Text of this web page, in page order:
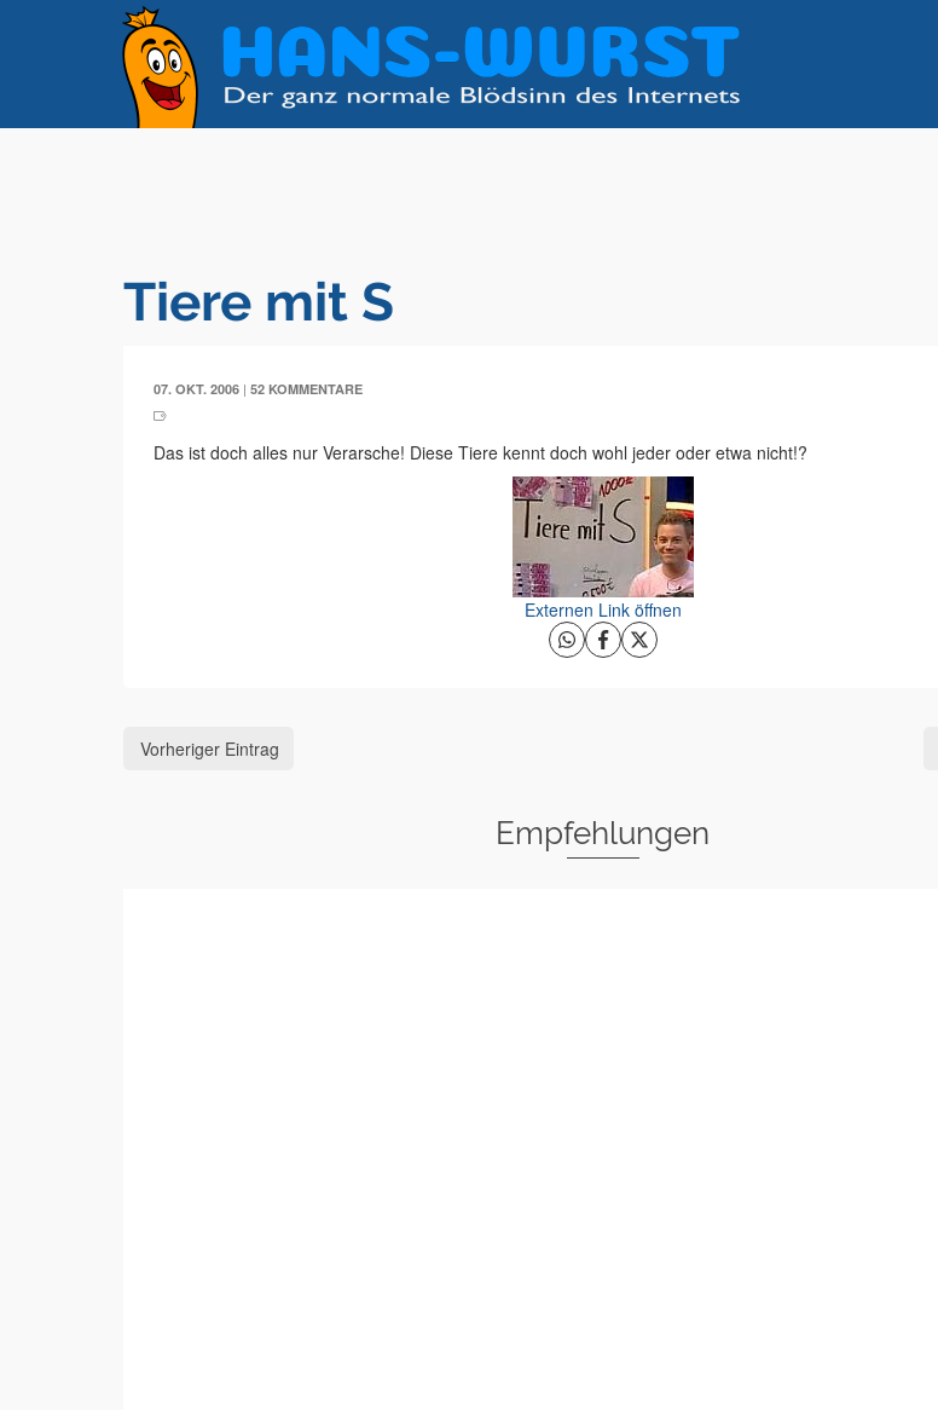
Tiere mit S
07. OKT. 2006 | 52 KOMMENTARE
Das ist doch alles nur Verarsche! Diese Tiere kennt doch wohl jeder oder etwa nicht!?
Externen Link öffnen
Vorheriger Eintrag
Empfehlungen